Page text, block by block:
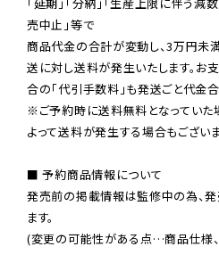
売中止」等で
商品代金の合計が変動し、3万円未
送に対し送料が発生いたします。お
※ご予約時に送料無料となっていた
よって送料が発生する場合もござい
■ 予約商品情報について
発売前の掲載情報は監修中の為、
ます。
(変更の可能性がある点…商品仕様、